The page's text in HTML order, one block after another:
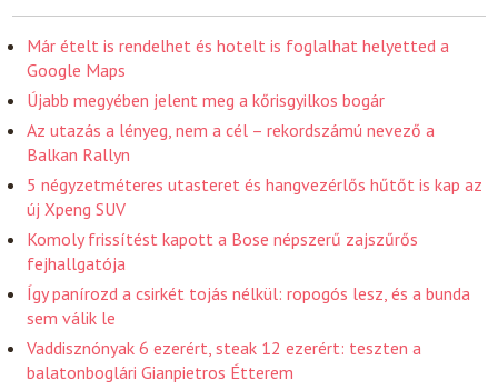
Már ételt is rendelhet és hotelt is foglalhat helyetted a
Google Maps
Újabb megyében jelent meg a kőrisgyilkos bogár
Az utazás a lényeg, nem a cél – rekordszámú nevező a
Balkan Rallyn
5 négyzetméteres utasteret és hangvezérlős hűtőt is kap az
új Xpeng SUV
Komoly frissítést kapott a Bose népszerű zajszűrős
fejhallgatója
Így panírozd a csirkét tojás nélkül: ropogós lesz, és a bunda
sem válik le
Vaddisznónyak 6 ezerért, steak 12 ezerért: teszten a
balatonboglári Gianpietros Étterem